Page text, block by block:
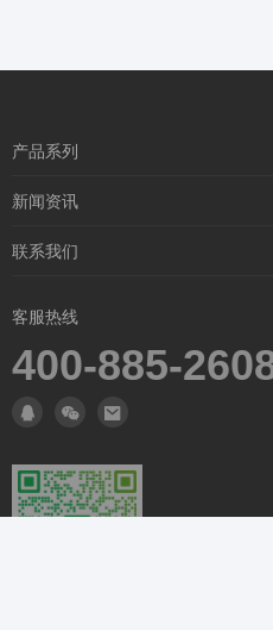
产品系列
含漱类
新闻资讯
行业新闻
媒体新闻
联系我们
常见问题
客服热线
400-885-